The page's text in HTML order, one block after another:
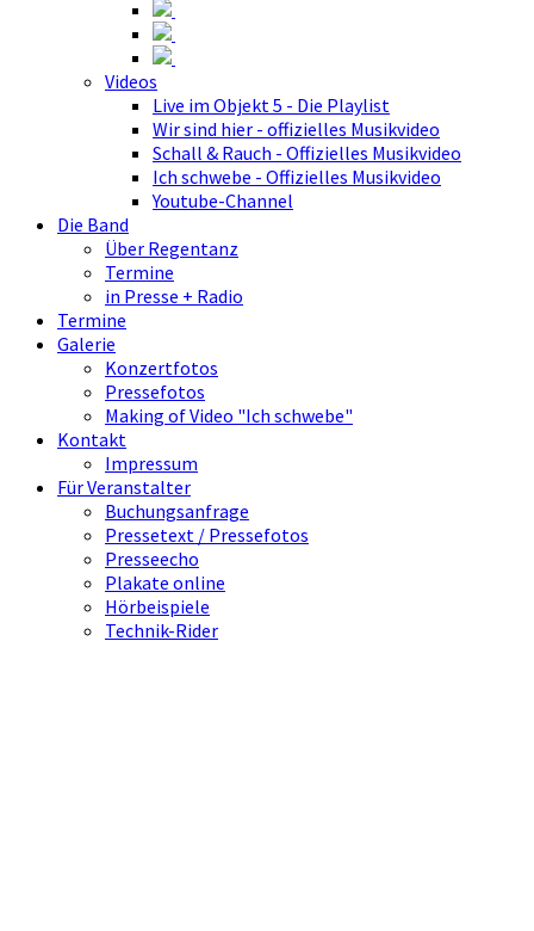
Videos
Live im Objekt 5 - Die Playlist
Wir sind hier - offizielles Musikvideo
Schall & Rauch - Offizielles Musikvideo
Ich schwebe - Offizielles Musikvideo
Youtube-Channel
Die Band
Über Regentanz
Termine
in Presse + Radio
Termine
Galerie
Konzertfotos
Pressefotos
Making of Video "Ich schwebe"
Kontakt
Impressum
Für Veranstalter
Buchungsanfrage
Pressetext / Pressefotos
Presseecho
Plakate online
Hörbeispiele
Technik-Rider